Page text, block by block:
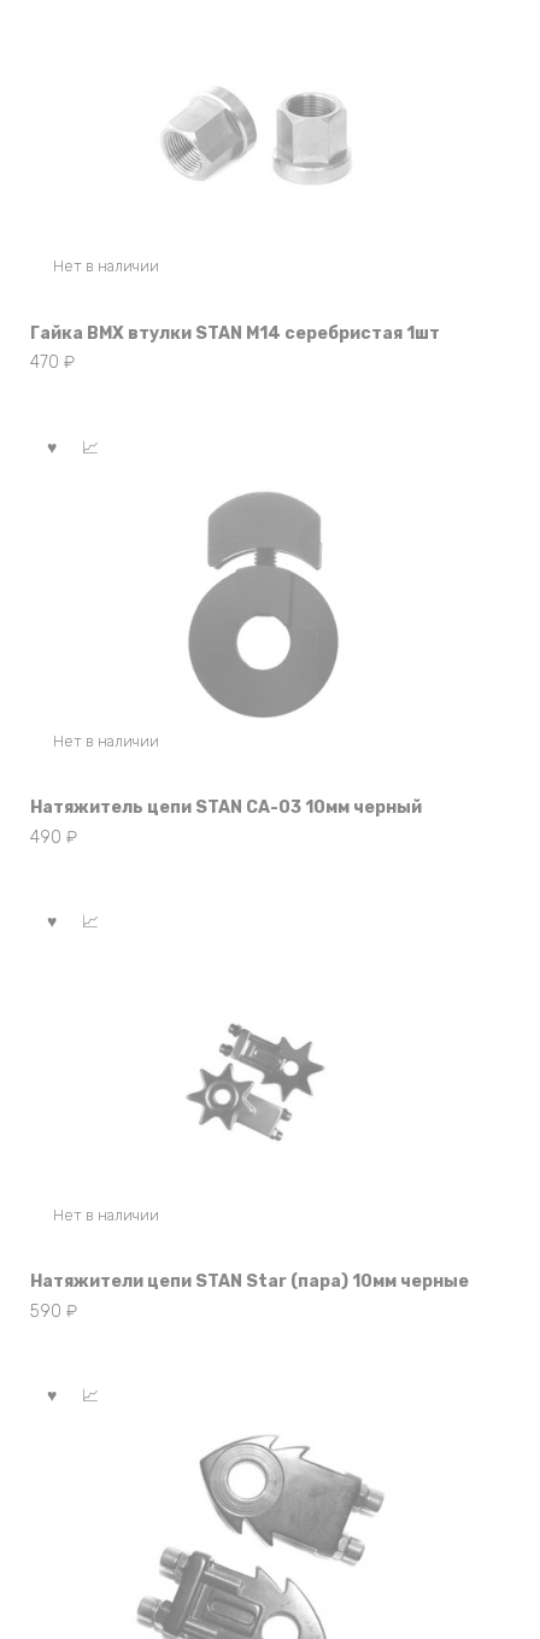
Нет в наличии
Гайка BMX втулки STAN M14 серебристая 1шт
470 ₽
Нет в наличии
Натяжитель цепи STAN CA-03 10мм черный
490 ₽
Нет в наличии
Натяжители цепи STAN Star (пара) 10мм черные
590 ₽